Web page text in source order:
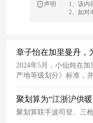
声明
1、该内
2、如对
章子怡在加里曼丹，
2024年5月，小仙炖在
产地等级划分》标准，
《加里曼丹的碑》的溯
聚划算为“江浙沪供
聚划算联手波司登、三